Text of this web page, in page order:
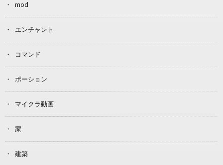
mod
エンチャント
コマンド
ポーション
マイクラ動画
家
建築